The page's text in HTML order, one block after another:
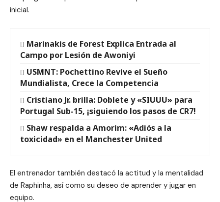
inicial.
Marinakis de Forest Explica Entrada al
Campo por Lesión de Awoniyi
USMNT: Pochettino Revive el Sueño
Mundialista, Crece la Competencia
Cristiano Jr. brilla: Doblete y «SIUUU» para
Portugal Sub-15, ¡siguiendo los pasos de CR7!
Shaw respalda a Amorim: «Adiós a la
toxicidad» en el Manchester United
El entrenador también destacó la actitud y la mentalidad
de Raphinha, así como su deseo de aprender y jugar en
equipo.